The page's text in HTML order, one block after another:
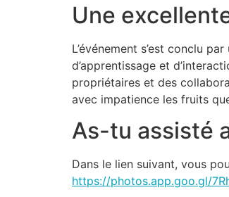
Une
L’événement s’est conclu
d’apprentissage et
propriétaires et des
avec impatience les fruits
As-tu assisté
Dans le lien suivant, vous
https://photos.app.goo.gl/